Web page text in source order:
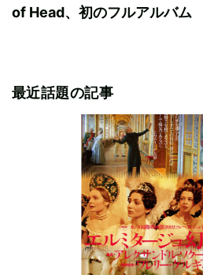
of Head、初のフルアルバム
最近話題の記事